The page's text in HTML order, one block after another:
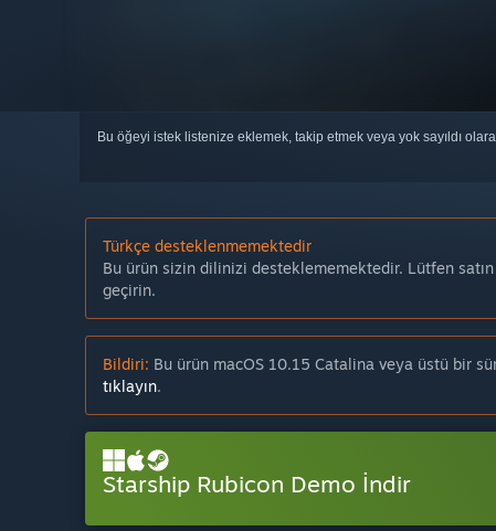
Bu öğeyi istek listenize eklemek, takip etmek veya yok sayıldı
Türkçe desteklenmemektedir
Bu ürün sizin dilinizi desteklememektedir. Lütfen
geçirin.
Bildiri: Bu ürün macOS 10.15 Catalina veya üstü bir
tıklayın.
Starship Rubicon Demo İndir